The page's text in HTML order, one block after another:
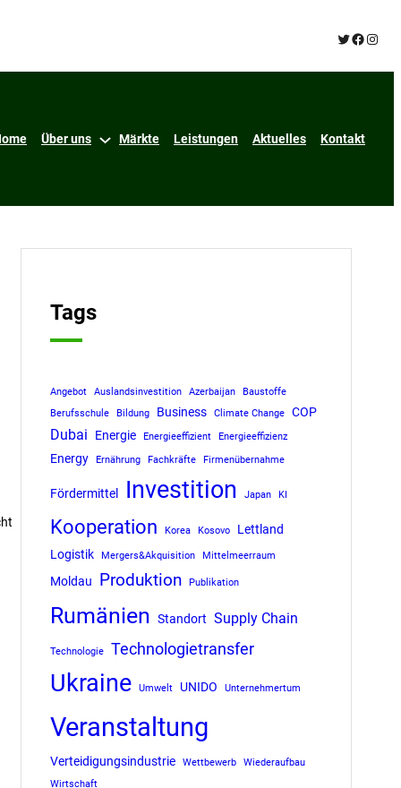
Twitter
Über uns Märkte Leistungen Aktuelles Kontakt
Tags
Angebot Auslandsinvestition Azerbaijan
Baustoffe
Berufsschule
Bildung Business Climate Change COP
Dubai Energie Energieeffizient Energieeffizienz
Energy Ernährung Fachkräfte Firmenübernahme
Fördermittel Investition Japan KI
Kooperation Korea Kosovo
Lettland
Logistik
Mergers&Akquisition Mittelmeerraum
Moldau Produktion Publikation
Rumänien Standort Supply Chain
Technologie Technologietransfer
Ukraine Umwelt UNIDO Unternehmertum
Veranstaltung
Verteidigungsindustrie Wettbewerb
Wiederaufbau
Wirtschaft